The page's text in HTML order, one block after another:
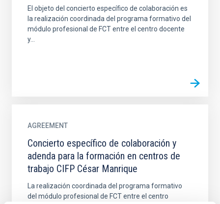
El objeto del concierto específico de colaboración es
la realización coordinada del programa formativo del
módulo profesional de FCT entre el centro docente
y...
AGREEMENT
Concierto específico de colaboración y
adenda para la formación en centros de
trabajo CIFP César Manrique
La realización coordinada del programa formativo
del módulo profesional de FCT entre el centro